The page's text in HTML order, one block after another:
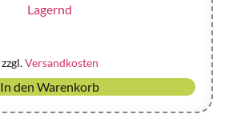
Lagernd
zzgl.Versandkosten
In den Warenkorb